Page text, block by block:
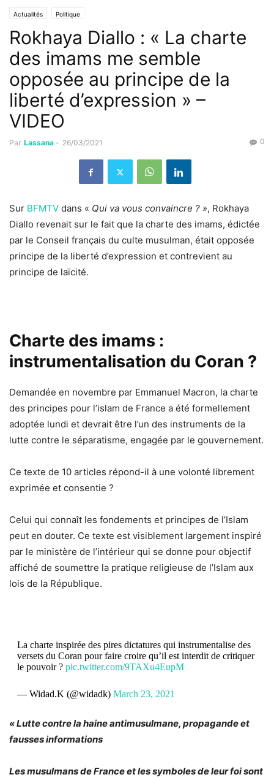
Actualités Politique
Rokhaya Diallo : « La charte
des imams me semble
opposée au principe de la
liberté d’expression » –
VIDEO
Par Lassana - 26/03/2021 0
Sur BFMTV dans « Qui va vous convaincre ? », Rokhaya
Diallo revenait sur le fait que la charte des imams, édictée
par le Conseil français du culte musulman, était opposée
principe de la liberté d’expression et contrevient au
principe de laïcité.
Charte des imams :
instrumentalisation du Coran ?
Demandée en novembre par Emmanuel Macron, la charte
des principes pour l’islam de France a été formellement
adoptée lundi et devrait être l’un des instruments de la
lutte contre le séparatisme, engagée par le gouvernement.
Ce texte de 10 articles répond-il à une volonté librement
exprimée et consentie ?
Celui qui connaît les fondements et principes de l’Islam
peut en douter. Ce texte est visiblement largement inspiré
par le ministère de l’intérieur qui se donne pour objectif
affiché de soumettre la pratique religieuse de l’Islam aux
lois de la République.
La charte inspirée des pires dictatures qui instrumentalise des
versets du Coran pour faire croire qu’il est interdit de critiquer
le pouvoir ? pic.twitter.com/9TAXu4EupM
— Widad.K (@widadk) March 23, 2021
« Lutte contre la haine antimusulmane, propagande et
fausses informations
Les musulmans de France et les symboles de leur foi sont